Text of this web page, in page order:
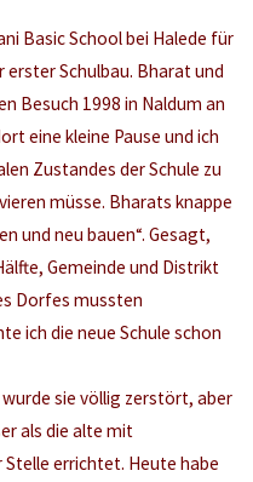
Basic School bei Halede für
erster Schulbau. Bharat und
Besuch 1998 in Naldum an
eine kleine Pause und ich
Zustandes der Schule zu
müsse. Bharats knappe
und neu bauen“. Gesagt,
Gemeinde und Distrikt
Dorfes mussten
ich die neue Schule schon
sie völlig zerstört, aber
als die alte mit
errichtet. Heute habe